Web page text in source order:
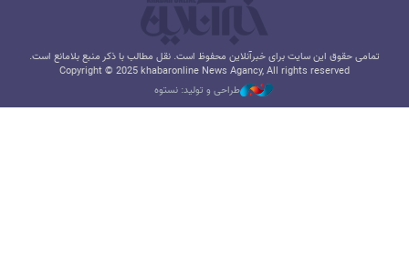
تمامی حقوق این سایت برای خبرآنلاین محفوظ است. نقل مطالب با ذکر منبع بلامانع است.
Copyright © 2025 khabaronline News Agancy, All rights reserved
طراحی و تولید: نستوه